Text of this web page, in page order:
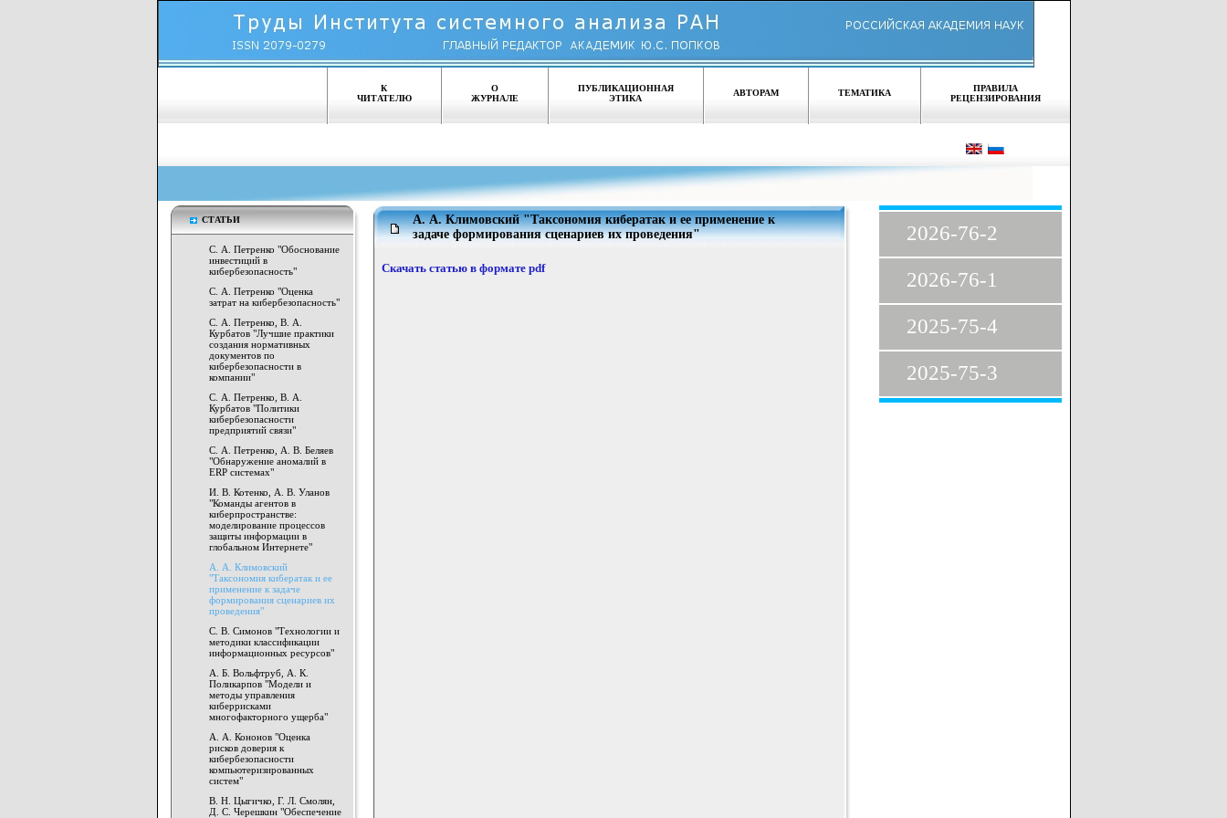
К
ЧИТАТЕЛЮ
О
ЖУРНАЛЕ
ПУБЛИКАЦИОННАЯ
ЭТИКА
АВТОРАМ ТЕМАТИКА
ПРАВИЛА
РЕЦЕНЗИРОВАНИЯ
СТАТЬИ
С. А. Петренко "Обоснование
инвестиций в
кибербезопасность"
С. А. Петренко "Оценка
затрат на кибербезопасность"
С. А. Петренко, В. А.
Курбатов "Лучшие практики
создания нормативных
документов по
кибербезопасности в
компании"
С. А. Петренко, В. А.
Курбатов "Политики
кибербезопасности
предприятий связи"
С. А. Петренко, А. В. Беляев
"Обнаружение аномалий в
ERP системах"
И. В. Котенко, А. В. Уланов
"Команды агентов в
киберпространстве:
моделирование процессов
защиты информации в
глобальном Интернете"
А. А. Климовский
"Таксономия кибератак и ее
применение к задаче
формирования сценариев их
проведения"
С. В. Симонов "Технологии и
методики классификации
информационных ресурсов"
А. Б. Вольфтруб, А. К.
Поликарпов "Модели и
методы управления
киберрисками
многофакторного ущерба"
А. А. Кононов "Оценка
рисков доверия к
кибербезопасности
компьютеризированных
систем"
В. Н. Цыгичко, Г. Л. Смолян,
Д. С. Черешкин "Обеспечение
А. А. Климовский "Таксономия кибератак и ее применение к
задаче формирования сценариев их проведения"
Скачать статью в формате pdf
2026-76-2
2026-76-1
2025-75-4
2025-75-3